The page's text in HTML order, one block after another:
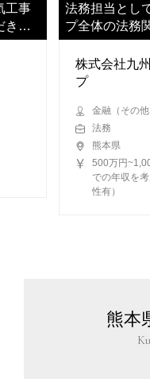
工事
きま
法務担当とし
プ全体の法務
いただきます
株式会社九
プ
金融（その他
法務
熊本県
500万円
での年収を
性有）
熊本